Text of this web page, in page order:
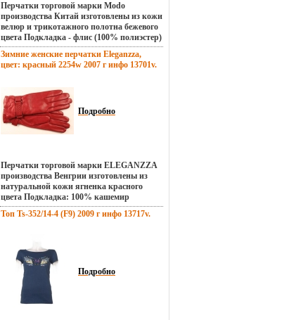
Перчатки торговой марки Modo
производства Китай изготовлены из кожи
велюр и трикотажного полотна бежевого
цвета Подкладка - флис (100% полиэстер)
Декоративные элементы - декоративные
швы и ручные стежки светбълмрлой
нитью; разрезы на лицевой и ладонной
большого пальца до края перчаток - 6 см
Длина пальцев - средние Артикул: C03
Торговая марка: Eleganzza Цвет: бежевый
Размер: L;M;S;XS Страна: Румыния.
Зимние женские перчатки Eleganzza,
цвет: красный 2254w 2007 г инфо 13701v.
Подробно
Перчатки торговой марки ELEGANZZA
производства Венгрии изготовлены из
натуральной кожи ягненка красного
цвета Подкладка: 100% кашемир
Отделка: декоративный кожанный
ремень фурнитура цвета состаренное
составляет 6 см Артикул: 2254w Торговая
марка: Eleganzza Цвет: красный Размер:
75;8 Страна: Венгрия.
Топ Ts-352/14-4 (F9) 2009 г инфо 13717v.
Подробно